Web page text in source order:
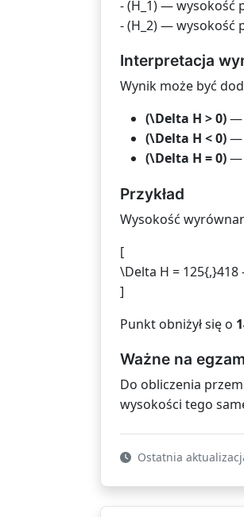
- (H_1) — wysokość
- (H_2) — wysokość
Interpretacja
Wynik może być
(\Delta H > 0)—
(\Delta H < 0)—
(\Delta H = 0)—
Przykład
Wysokość
[
\Delta H = 125{,}418
]
Punkt obniżył się o
Ważne na
Do obliczenia
wysokości tego
Ostatnia